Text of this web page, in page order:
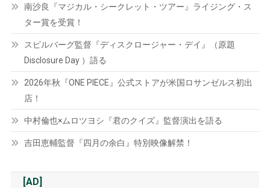
南沙良『マジカル・シークレット・ツアー』ライジング・ス
ター賞を受賞！
スピルバーグ監督『ディスクロージャー・デイ』（原題
Disclosure Day ）語る
2026年秋『ONE PIECE』公式ストアが米国ロサンゼルス初出
店！
中村倫也×ムロツヨシ『君のクイズ』監督演出を語る
吉田恵輔監督『四月の余白』特別映像解禁！
[AD]